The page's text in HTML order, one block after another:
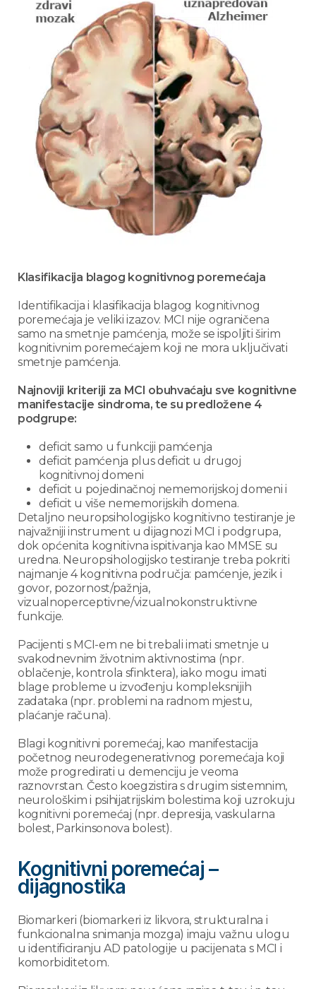
Klasifikacija blagog kognitivnog poremećaja
Identifikacija i klasifikacija blagog kognitivnog
poremećaja je veliki izazov. MCI nije ograničena
samo na smetnje pamćenja, može se ispoljiti širim
kognitivnim poremećajem koji ne mora uključivati
smetnje pamćenja.
Najnoviji kriteriji za MCI obuhvaćaju sve kognitivne
manifestacije sindroma, te su predložene 4
podgrupe:
deficit samo u funkciji pamćenja
deficit pamćenja plus deficit u drugoj
kognitivnoj domeni
deficit u pojedinačnoj nememorijskoj domeni i
deficit u više nememorijskih domena.
Detaljno neuropsihologijsko kognitivno testiranje je
najvažniji instrument u dijagnozi MCI i podgrupa,
dok općenita kognitivna ispitivanja kao MMSE su
uredna. Neuropsihologijsko testiranje treba pokriti
najmanje 4 kognitivna područja: pamćenje, jezik i
govor, pozornost/pažnja,
vizualnoperceptivne/vizualnokonstruktivne
funkcije.
Pacijenti s MCI-em ne bi trebali imati smetnje u
svakodnevnim životnim aktivnostima (npr.
oblačenje, kontrola sfinktera), iako mogu imati
blage probleme u izvođenju kompleksnijih
zadataka (npr. problemi na radnom mjestu,
plaćanje računa).
Blagi kognitivni poremećaj, kao manifestacija
početnog neurodegenerativnog poremećaja koji
može progredirati u demenciju je veoma
raznovrstan. Često koegzistira s drugim sistemnim,
neurološkim i psihijatrijskim bolestima koji uzrokuju
kognitivni poremećaj (npr. depresija, vaskularna
bolest, Parkinsonova bolest).
Kognitivni poremećaj –
dijagnostika
Biomarkeri (biomarkeri iz likvora, strukturalna i
funkcionalna snimanja mozga) imaju važnu ulogu
u identificiranju AD patologije u pacijenata s MCI i
komorbiditetom.